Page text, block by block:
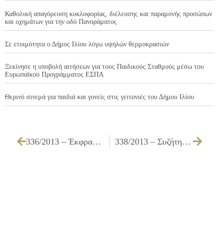
Καθολική απαγόρευση κυκλοφορίας, διέλευσης και παραμονής προσώπων
και οχημάτων για την οδό Πανοράματος
Σε ετοιμότητα ο Δήμος Ιλίου λόγω υψηλών θερμοκρασιών
Ξεκίνησε η υποβολή αιτήσεων για τους Παιδικούς Σταθμούς μέσω του
Ευρωπαϊκού Προγράμματος ΕΣΠΑ
Θερινό σινεμά για παιδιά και γονείς στις γειτονιές του Δήμου Ιλίου
336/2013 – Έκφραση σύμφωνης γνώμης για την επικαιροποίηση του Οργανισμού Εσωτερικής Υπηρεσίας του ΝΠΔΔ «Δημοτικό Κέντρο Προσχολικής Αγωγής & Κοινωνικής Αλληλεγγύης» ΔΗΚΕΠΑΚΑ Δήμου Ιλίου 338/2013 – Συζήτηση και λήψη απόφασης έγκρισης της ανάληψης των αρμοδιοτήτων των Ν.Π. του Δήμου μας (ΔΗ.ΚΕ.ΠΑ & ΔΗ.KE.Π.Α.Κ.Α), της μεταφοράς του προσωπικού και της κατάργησης αυτών